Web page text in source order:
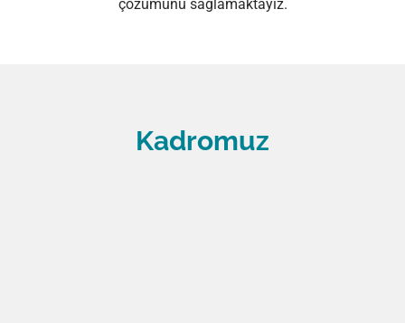
çözümünü sağlamaktayız.
Kadromuz